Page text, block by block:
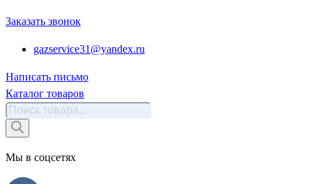
Заказать звонок
gazservice31@yandex.ru
Написать письмо
Каталог товаров
Поиск
товаров
Мы в соцсетях